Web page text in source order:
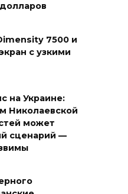
7500 и
с узкими
на Украине:
Николаевской
может
сценарий —